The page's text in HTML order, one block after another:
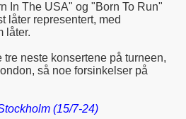
In The USA" og "Born To Run"
låter representert, med
låter.
neste konsertene på turneen,
så noe forsinkelser på
(15/7-24)